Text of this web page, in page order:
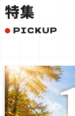
特集
PICKUP